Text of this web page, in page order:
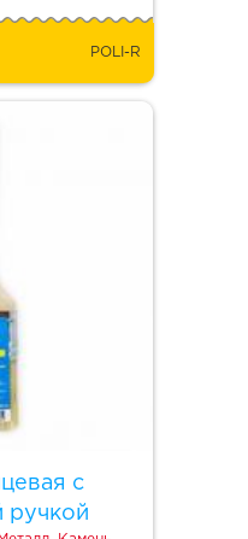
POLI-R
с
ручкой